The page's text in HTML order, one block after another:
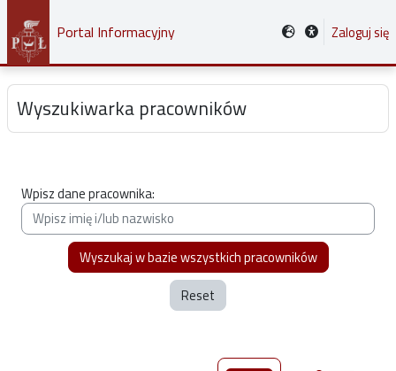
Przejdź do głównej zawartości
Portal Informacyjny Zaloguj się
Wyszukiwarka pracowników
Wpisz dane pracownika:
Reset